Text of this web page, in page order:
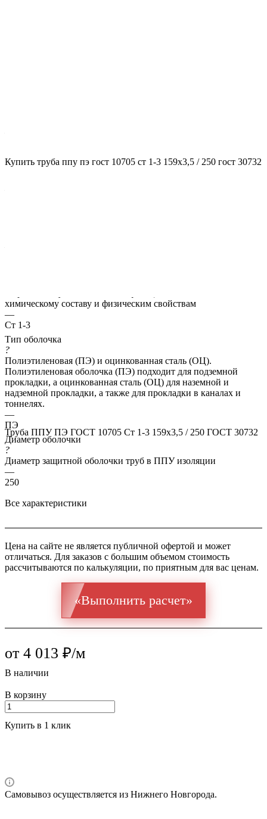
Купить труба ппу пэ гост 10705 ст 1-3 159x3,5 / 250 гост 30732
Труба ППУ ПЭ ГОСТ 10705 Ст 1-3 159x3,5 / 250 ГОСТ 30732
Диаметр трубы, мм
?
химическому составу и физическим свойствам
—
Ст 1-3
Тип оболочка
?
Полиэтиленовая (ПЭ) и оцинкованная сталь (ОЦ).
Полиэтиленовая оболочка (ПЭ) подходит для подземной
прокладки, а оцинкованная сталь (ОЦ) для наземной и
надземной прокладки, а также для прокладки в каналах и
тоннелях.
—
ПЭ
Диаметр оболочки
?
Диаметр защитной оболочки труб в ППУ изоляции
—
250
Все характеристики
Цена на сайте не является публичной офертой и может
отличаться. Для заказов с большим объемом стоимость
рассчитываются по калькуляции, по приятным для вас ценам.
«Выполнить расчет»
от 4 013 ₽/м
В наличии
В корзину
Купить в 1 клик
Самовывоз осуществляется из Нижнего Новгорода.